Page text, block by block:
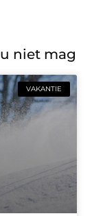
niet mag
VAKANTIE